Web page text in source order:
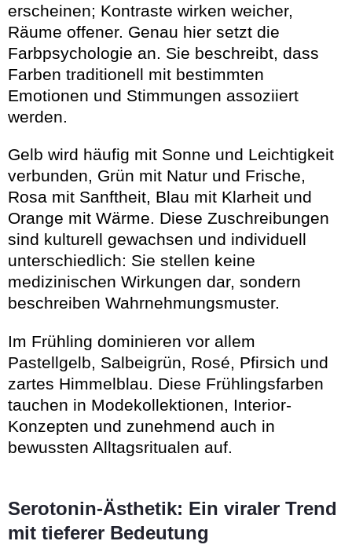
erscheinen; Kontraste wirken weicher,
Räume offener. Genau hier setzt die
Farbpsychologie an. Sie beschreibt, dass
Farben traditionell mit bestimmten
Emotionen und Stimmungen assoziiert
werden.
Gelb wird häufig mit Sonne und Leichtigkeit
verbunden, Grün mit Natur und Frische,
Rosa mit Sanftheit, Blau mit Klarheit und
Orange mit Wärme. Diese Zuschreibungen
sind kulturell gewachsen und individuell
unterschiedlich: Sie stellen keine
medizinischen Wirkungen dar, sondern
beschreiben Wahrnehmungsmuster.
Im Frühling dominieren vor allem
Pastellgelb, Salbeigrün, Rosé, Pfirsich und
zartes Himmelblau. Diese Frühlingsfarben
tauchen in Modekollektionen, Interior-
Konzepten und zunehmend auch in
bewussten Alltagsritualen auf.
Serotonin-Ästhetik: Ein viraler Trend
mit tieferer Bedeutung